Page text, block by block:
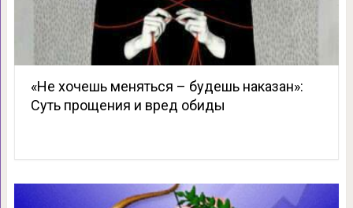
«Не хочешь меняться – будешь наказан»:
Суть прощения и вред обиды